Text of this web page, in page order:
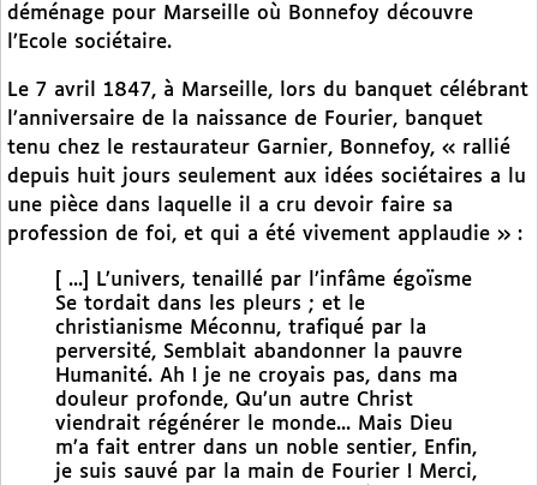
déménage pour Marseille où Bonnefoy découvre
l’Ecole sociétaire.
Le 7 avril 1847, à Marseille, lors du banquet célébrant
l’anniversaire de la naissance de Fourier, banquet
tenu chez le restaurateur Garnier, Bonnefoy, « rallié
depuis huit jours seulement aux idées sociétaires a lu
une pièce dans laquelle il a cru devoir faire sa
profession de foi, et qui a été vivement applaudie » :
[ ...] L’univers, tenaillé par l’infâme égoïsme
Se tordait dans les pleurs ; et le
christianisme Méconnu, trafiqué par la
perversité, Semblait abandonner la pauvre
Humanité. Ah ! je ne croyais pas, dans ma
douleur profonde, Qu’un autre Christ
viendrait régénérer le monde... Mais Dieu
m’a fait entrer dans un noble sentier, Enfin,
je suis sauvé par la main de Fourier ! Merci,